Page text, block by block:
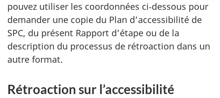
pouvez utiliser les coordonnées ci‑dessous pour
demander une copie du Plan d’accessibilité de
SPC, du présent Rapport d’étape ou de la
description du processus de rétroaction dans un
autre format.
Rétroaction sur l’accessibilité